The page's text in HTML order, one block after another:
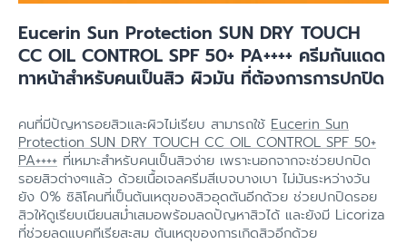
Eucerin Sun Protection SUN DRY TOUCH
CC OIL CONTROL SPF 50+ PA++++ ครีมกันแดด
ทาหน้าสำหรับคนเป็นสิว ผิวมัน ที่ต้องการการปกปิด
คนที่มีปัญหารอยสิวและผิวไม่เรียบ สามารถใช้ Eucerin Sun
Protection SUN DRY TOUCH CC OIL CONTROL SPF 50+
PA++++ ที่เหมาะสำหรับคนเป็นสิวง่าย เพราะนอกจากจะช่วยปกปิด
รอยสิวต่างๆแล้ว ด้วยเนื้อเจลครีมสีเบจบางเบา ไม่มันระหว่างวัน
ยัง 0% ซิลิโคนที่เป็นต้นเหตุของสิวอุดตันอีกด้วย ช่วยปกปิดรอย
สิวให้ดูเรียบเนียนสม่ำเสมอพร้อมลดปัญหาสิวได้ และยังมี Licoriza
ที่ช่วยลดแบคทีเรียสะสม ต้นเหตุของการเกิดสิวอีกด้วย